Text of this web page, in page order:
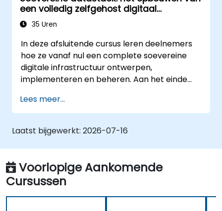
een volledig zelfgehost digitaal
infrastructuurpakket
35 Uren
In deze afsluitende cursus leren deelnemers
hoe ze vanaf nul een complete soevereine
digitale infrastructuur ontwerpen,
implementeren en beheren. Aan het einde
functionerende mini-organisatie opgebouwd,
waarbij uitsluitend zelfgehoste open-source
tools worden gebruikt: identiteitsbeheer,
communicatie, productiviteit, ontwikkeling,
beveiliging, AI en monitoring – geheel
onafhankelijk van Google, Microsoft, AWS of
gesloten SaaS-oplossingen.
Lees meer...
Laatst bijgewerkt: 2026-07-16
Voorlopige Aankomende
Cursussen